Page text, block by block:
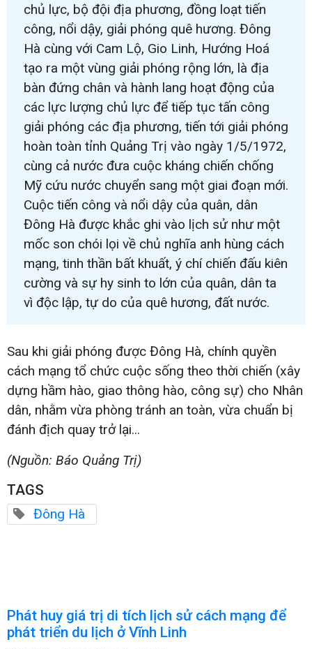
chủ lực, bộ đội địa phương, đồng loạt tiến
công, nổi dậy, giải phóng quê hương. Đông
Hà cùng với Cam Lộ, Gio Linh, Hướng Hoá
tạo ra một vùng giải phóng rộng lớn, là địa
bàn đứng chân và hành lang hoạt động của
các lực lượng chủ lực để tiếp tục tấn công
giải phóng các địa phương, tiến tới giải phóng
hoàn toàn tỉnh Quảng Trị vào ngày 1/5/1972,
cùng cả nước đưa cuộc kháng chiến chống
Mỹ cứu nước chuyển sang một giai đoạn mới.
Cuộc tiến công và nổi dậy của quân, dân
Đông Hà được khắc ghi vào lịch sử như một
mốc son chói lọi về chủ nghĩa anh hùng cách
mạng, tinh thần bất khuất, ý chí chiến đấu kiên
cường và sự hy sinh to lớn của quân, dân ta
vì độc lập, tự do của quê hương, đất nước.
Sau khi giải phóng được Đông Hà, chính quyền
cách mạng tổ chức cuộc sống theo thời chiến (xây
dựng hầm hào, giao thông hào, công sự) cho Nhân
dân, nhằm vừa phòng tránh an toàn, vừa chuẩn bị
đánh địch quay trở lại...
(Nguồn: Báo Quảng Trị)
TAGS
Đông Hà
Phát huy giá trị di tích lịch sử cách mạng để
phát triển du lịch ở Vĩnh Linh